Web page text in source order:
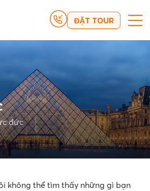
ĐẶT TOUR
đức
không thể tìm thấy những gì bạn